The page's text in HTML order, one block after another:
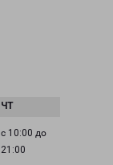
с 10:00 до
21:00